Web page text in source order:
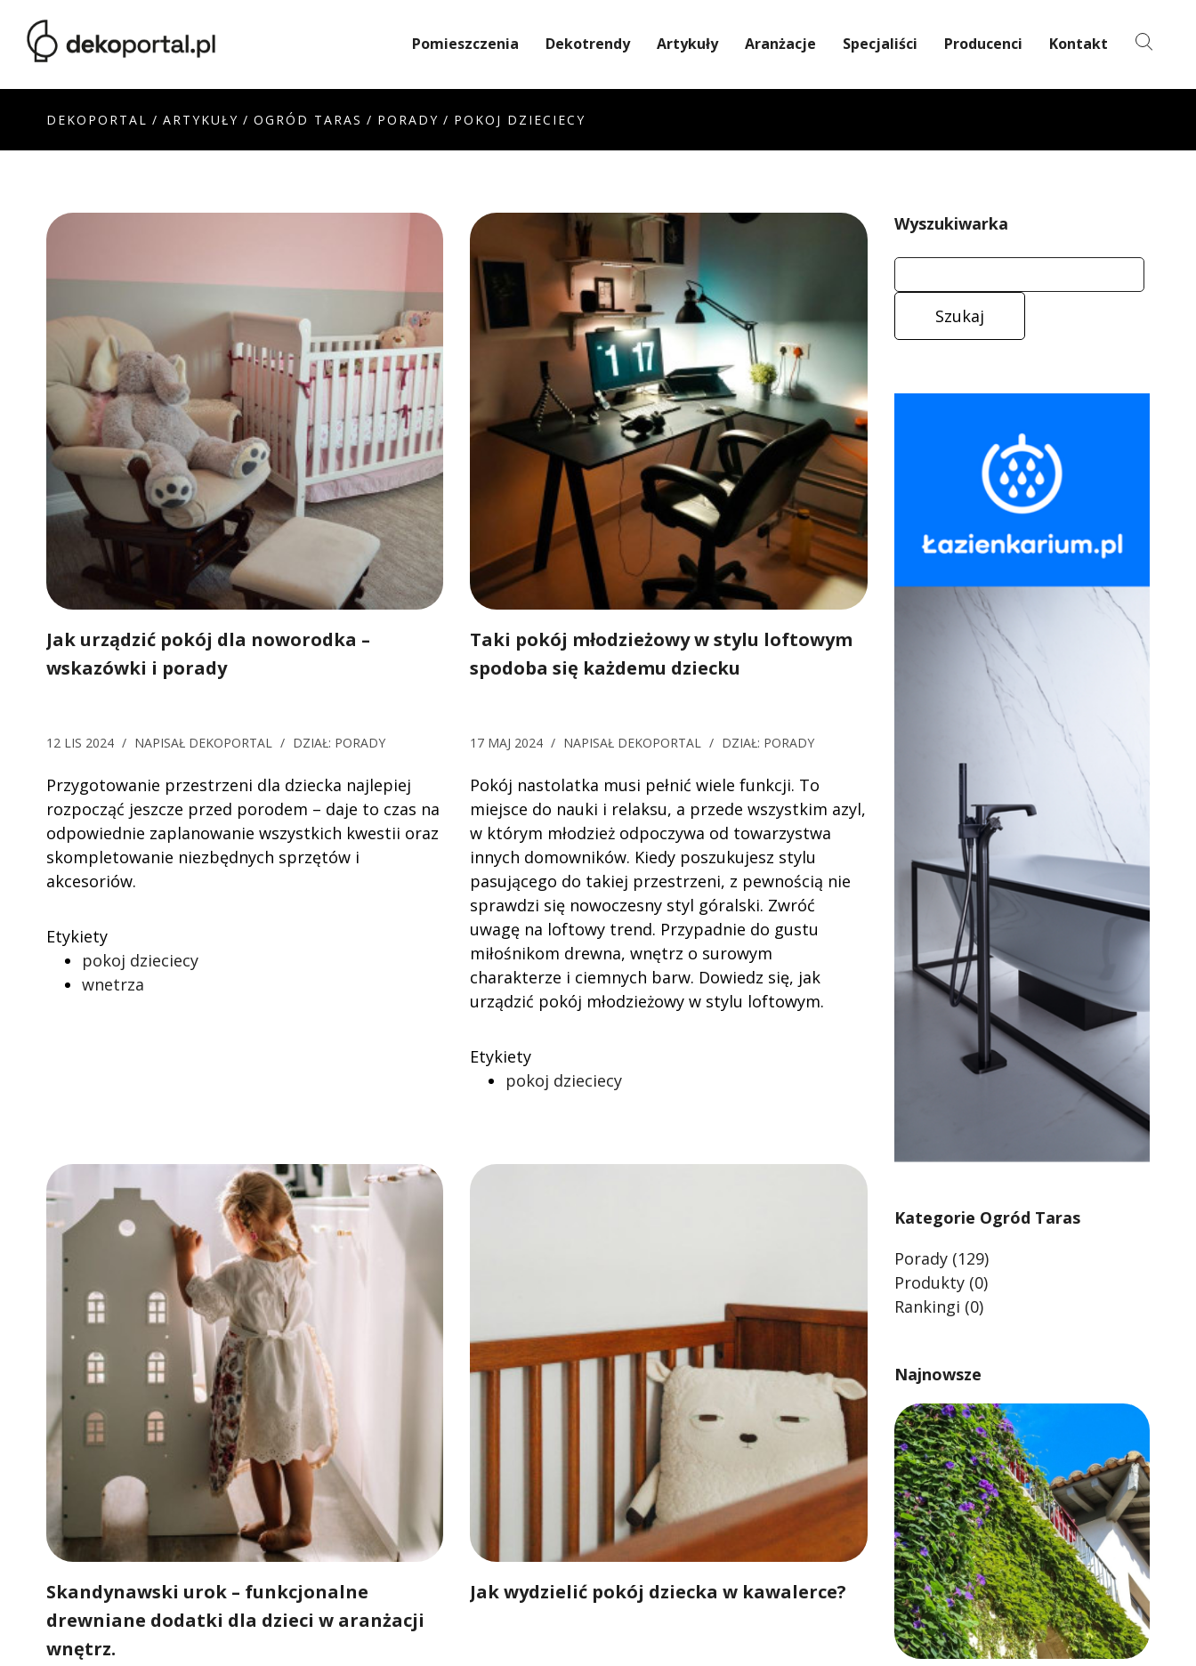
Pomieszczenia Dekotrendy Artykuły Aranżacje Specjaliści Producenci Kontakt
DEKOPORTAL / ARTYKUŁY / OGRÓD TARAS / PORADY / POKOJ DZIECIECY
Jak urządzić pokój dla noworodka –
wskazówki i porady
12 LIS 2024 / NAPISAŁ DEKOPORTAL / DZIAŁ: PORADY
Przygotowanie przestrzeni dla dziecka najlepiej
rozpocząć jeszcze przed porodem – daje to czas na
odpowiednie zaplanowanie wszystkich kwestii oraz
skompletowanie niezbędnych sprzętów i
akcesoriów.
Etykiety
pokoj dzieciecy
wnetrza
Taki pokój młodzieżowy w stylu loftowym
spodoba się każdemu dziecku
17 MAJ 2024 / NAPISAŁ DEKOPORTAL / DZIAŁ: PORADY
Pokój nastolatka musi pełnić wiele funkcji. To
miejsce do nauki i relaksu, a przede wszystkim azyl,
w którym młodzież odpoczywa od towarzystwa
innych domowników. Kiedy poszukujesz stylu
pasującego do takiej przestrzeni, z pewnością nie
sprawdzi się nowoczesny styl góralski. Zwróć
uwagę na loftowy trend. Przypadnie do gustu
miłośnikom drewna, wnętrz o surowym
charakterze i ciemnych barw. Dowiedz się, jak
urządzić pokój młodzieżowy w stylu loftowym.
Etykiety
pokoj dzieciecy
Skandynawski urok – funkcjonalne
drewniane dodatki dla dzieci w aranżacji
wnętrz.
Jak wydzielić pokój dziecka w kawalerce?
Wyszukiwarka
Kategorie Ogród Taras
Porady(129)
Produkty(0)
Rankingi (0)
Najnowsze